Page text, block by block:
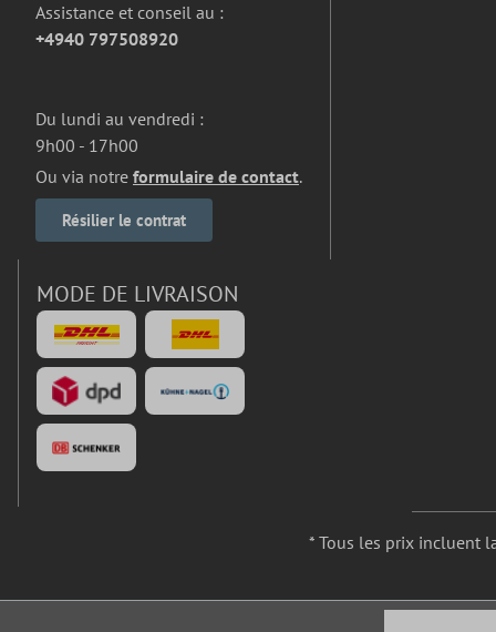
Assistance et conseil au :
+4940 797508920
Du lundi au vendredi :
9h00 - 17h00
Ou via notre formulaire de contact.
Résilier le contrat
MODE DE LIVRAISON
* Tous les prix incluent